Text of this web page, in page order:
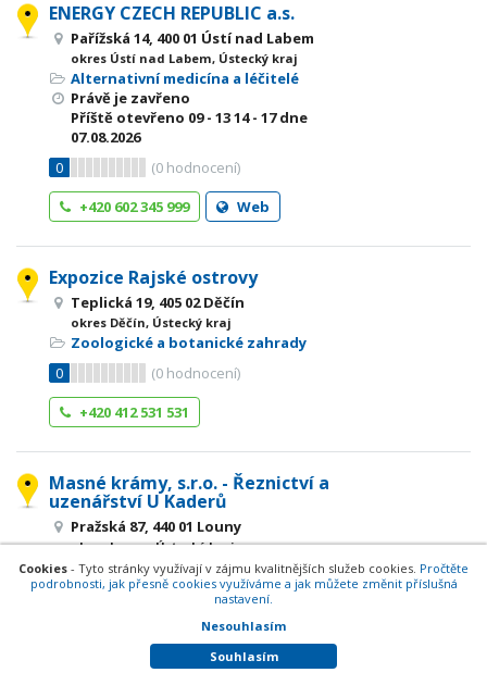
ENERGY CZECH REPUBLIC a.s.
Pařížská 14, 400 01 Ústí nad Labem
okres Ústí nad Labem, Ústecký kraj
Alternativní medicína a léčitelé
Právě je zavřeno
Příště otevřeno 09 - 1314 - 17dne
07.08.2026
0
(0 hodnocení)
+420 602 345 999
Web
Expozice Rajské ostrovy
Teplická 19, 405 02 Děčín
okres Děčín, Ústecký kraj
Zoologické a botanické zahrady
0
(0 hodnocení)
+420 412 531 531
Masné krámy, s.r.o. - Řeznictví a
uzenářství U Kaderů
Pražská 87, 440 01 Louny
okres Louny, Ústecký kraj
Řezník, uzenářství, masna
hodnocení)
Cookies - Tyto stránky využívají v zájmu kvalitnějších služeb cookies. Pročtěte
podrobnosti, jak přesně cookies využíváme a jak můžete změnit příslušná
nastavení.
Nesouhlasím
Souhlasím